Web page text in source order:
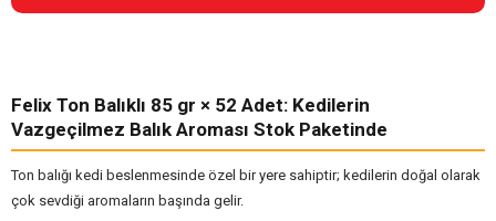
Felix Ton Balıklı 85 gr × 52 Adet: Kedilerin
Vazgeçilmez Balık Aroması Stok Paketinde
Ton balığı kedi beslenmesinde özel bir yere sahiptir; kedilerin doğal olarak
çok sevdiği aromaların başında gelir.